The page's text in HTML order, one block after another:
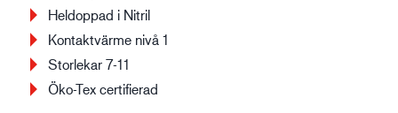
Heldoppad i Nitril
Kontaktvärme nivå 1
Storlekar 7-11
Öko-Tex certifierad